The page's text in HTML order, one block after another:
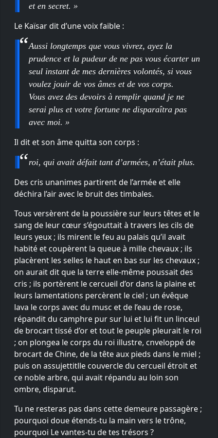
et en secret. »
Le Kaïsar dit d’une voix faible :
Aussi longtemps que vous vivrez, ayez la
prudence et la pudeur de ne pas vous écarter un
seul instant de mes dernières volontés, si vous
voulez jouir de vos âmes et de vos corps.
Vous avez des devoirs à remplir quand je ne
serai plus et votre fortune ne disparaîtra pas
avec moi. »
Il dit et son âme quitta son corps :
roi, qui avait défait tant d’armées, n’était plus.
Des cris unanimes partirent de l’armée et elle
déchira l’air avec le bruit des timbales.
Tous versèrent de la poussière sur leurs têtes et le
sang de leur cœur s’égouttait à travers les cils de
leurs yeux ; ils mirent le feu au palais qu’il avait
habité et coupèrent la queue à mille chevaux ; ils
placèrent les selles le haut en bas sur les chevaux ;
on aurait dit que la terre elle-même poussait des
cris ; ils portèrent le cercueil d’or dans la plaine et
leurs lamentations percèrent le ciel ; un évêque
lava le corps avec du musc et de l’eau de rose,
répandit du camphre pur sur lui et lui fit un linceul
de brocart tissé d’or et tout le peuple pleurait le roi
; on plongea le corps du roi illustre, cnveloppé de
brocart de Chine, de la tête aux pieds dans le miel ;
puis on assujettitlle couvercle du cercueil étroit et
ce noble arbre, qui avait répandu au loin son
ombre, disparut.
Tu ne resteras pas dans cette demeure passagère ;
pourquoi doue étends-tu la main vers le trône,
pourquoi Le vantes-tu de tes trésors ?